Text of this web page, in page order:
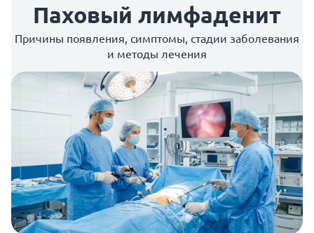
Паховый лимфаденит
Причины появления, симптомы, стадии заболевания
и методы лечения